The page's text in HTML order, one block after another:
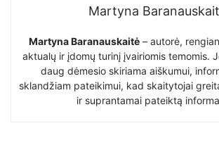
Martyna
Martyna Baranauskaitė – autorė,
aktualų ir įdomų turinį įvairiomis temomis.
daug dėmesio skiriama aiškumui,
sklandžiam pateikimui, kad skaitytojai
ir suprantamai pateiktą